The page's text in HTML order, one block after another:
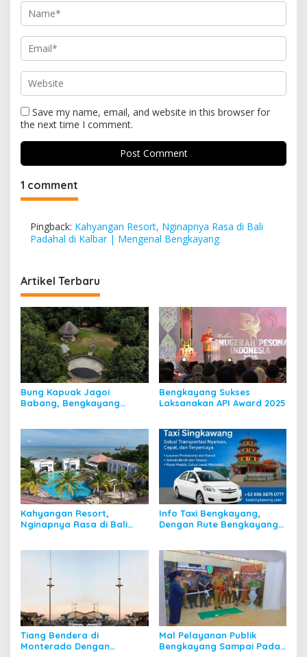
Save my name, email, and website in this browser for
the next time I comment.
1 comment
Pingback: Kahyangan Resort, Nginapnya Rasa di Bali
Padahal di Kalbar | Mengenal Bengkayang
Artikel Terbaru
Bung Kapuak Jagoi
Babang, Bengkayang
Bengkayang Sukses
Laksanakan API Award 2025
Kahyangan Resort,
Nginapnya Rasa di Bali
Info Taxi Bengkayang,
Dengan Rute Bengkayang
Tiang Bendera di
Monterado Dengan
Mal Pelayanan Publik
Bengkayang Sampai Pada